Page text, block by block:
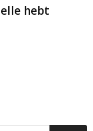
hebt